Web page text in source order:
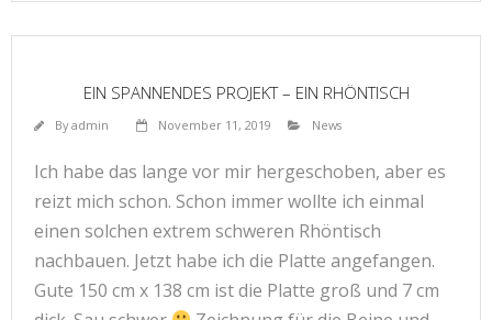
EIN SPANNENDES PROJEKT – EIN RHÖNTISCH
Byadmin November 11, 2019 News
Ich habe das lange vor mir hergeschoben, aber es
reizt mich schon. Schon immer wollte ich einmal
einen solchen extrem schweren Rhöntisch
nachbauen. Jetzt habe ich die Platte angefangen.
Gute 150 cm x 138 cm ist die Platte groß und 7 cm